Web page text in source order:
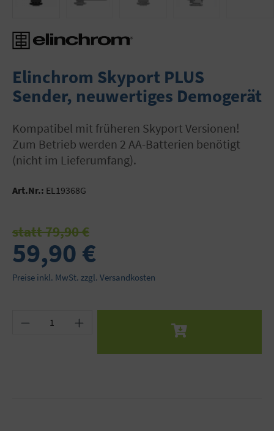
Elinchrom Skyport PLUS
Sender, neuwertiges Demogerät
Kompatibel mit früheren Skyport Versionen!
Zum Betrieb werden 2 AA-Batterien benötigt
(nicht im Lieferumfang).
Art.Nr.: EL19368G
statt 79,90 €
59,90 €
Preise inkl. MwSt. zzgl. Versandkosten
Produkt Anzahl: Gib den gewünschten Wert